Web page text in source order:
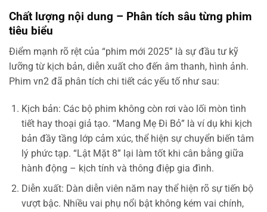
Chất lượng nội dung – Phân tích sâu từng phim
tiêu biểu
Điểm mạnh rõ rệt của “phim mới 2025” là sự đầu tư kỹ
lưỡng từ kịch bản, diễn xuất cho đến âm thanh, hình ảnh.
Phim vn2 đã phân tích chi tiết các yếu tố như sau:
Kịch bản: Các bộ phim không còn rơi vào lối mòn tình
tiết hay thoại giả tạo. “Mang Mẹ Đi Bỏ” là ví dụ khi kịch
bản đầy tầng lớp cảm xúc, thể hiện sự chuyển biến tâm
lý phức tạp. “Lật Mặt 8” lại làm tốt khi cân bằng giữa
hành động – kịch tính và thông điệp gia đình.
Diễn xuất: Dàn diễn viên năm nay thể hiện rõ sự tiến bộ
vượt bậc. Nhiều vai phụ nổi bật không kém vai chính,